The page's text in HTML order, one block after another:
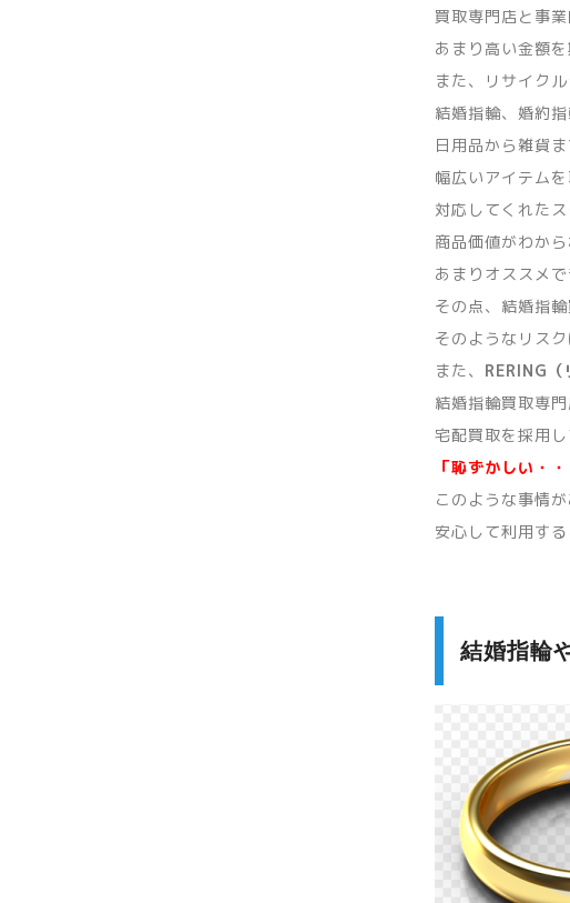
買取専門店と事
あまり高い金額
また、リサイク
結婚指輪、婚約
日用品から雑貨
幅広いアイテム
対応してくれた
商品価値がわか
あまりオススメで
その点、結婚指
そのようなリスク
また、 RERING（
結婚指輪買取専
宅配買取を採用
「恥ずかしい・・
このような事情
安心して利用する
結婚指輪